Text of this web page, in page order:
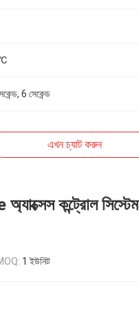
6 সেকেন্ড
এখন চ্যাট করুন
কন্ট্রোল সিস্টেম
1 ইউনিট